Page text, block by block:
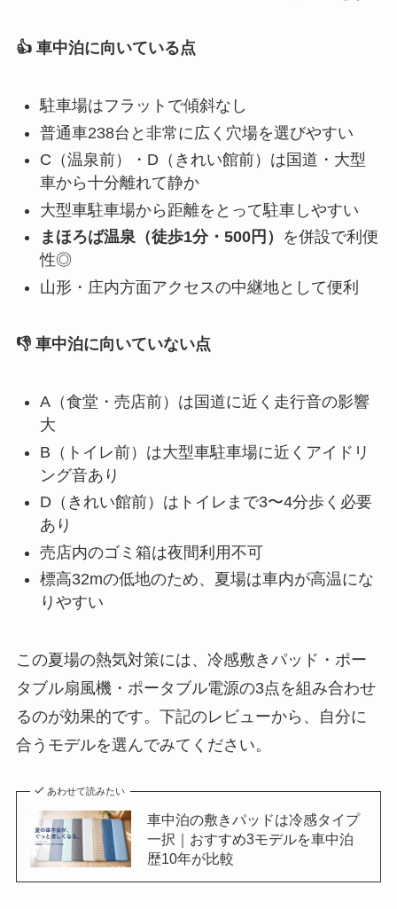
👍 車中泊に向いている点
駐車場はフラットで傾斜なし
普通車238台と非常に広く穴場を選びやすい
C（温泉前）・D（きれい館前）は国道・大型
車から十分離れて静か
大型車駐車場から距離をとって駐車しやすい
まほろば温泉（徒歩1分・500円）
を併設で利便
性◎
山形・庄内方面アクセスの中継地として便利
👎 車中泊に向いていない点
A（食堂・売店前）は国道に近く走行音の影響
大
B（トイレ前）は大型車駐車場に近くアイドリ
ング音あり
D（きれい館前）はトイレまで3〜4分歩く必要
あり
売店内のゴミ箱は夜間利用不可
標高32mの低地のため、夏場は車内が高温にな
りやすい
この夏場の熱気対策には、冷感敷きパッド・ポー
タブル扇風機・ポータブル電源の3点を組み合わせ
るのが効果的です。下記のレビューから、自分に
合うモデルを選んでみてください。
あわせて読みたい
車中泊の敷きパッドは冷感タイプ
一択｜おすすめ3モデルを車中泊
歴10年が比較